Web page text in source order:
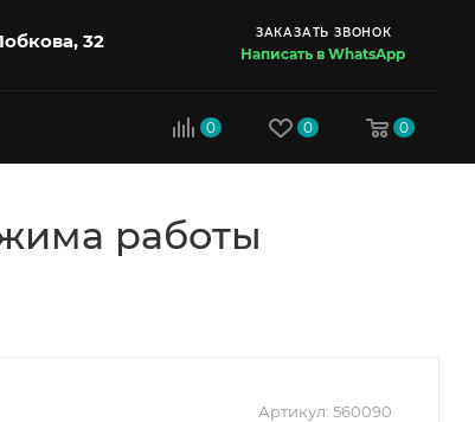
32 ЗАКАЗАТЬ ЗВОНОК
Написать в WhatsApp
0 0 0
работы
Артикул: 560090